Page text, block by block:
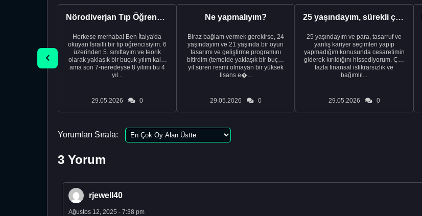
Nörodiverjan Tıp Öğrencisi Yeni Bir Yol Arıyor
Herkese merhaba! Ben İtalya'da
okuyan İsrailli bir tıp öğrencisiyim. 6
üzerinden 5. sınıftayım ve teorik
olarak yaklaşık bir buçuk yılım kaldı
ama son 7-neredeyse 8 yılımı bu 4
yıl...
29.05.2026 0
Ne yapmalıyım?
Biraz bağlam vermek gerekirse, 24
yaşındayım ve 21 yaşında bir oyun
tasarımı ve geliştirme programını
bitirdim (temelde yaklaşık bir buçuk
yıl süren resmi olmayan bir yüksek
lisans e�...
29.05.2026 0
25 yaşındayım, sürekli çalışıyorum ve hâlâ maddi a...
25 yaşındayım ve para, tasarruf ve
yanlış kariyer seçimleri yapıp
yapmadığım konusunda cesaretimin
giderek kırıldığını hissediyorum. Çok
fazla finansal istikrarsızlık ve
bağımlıl...
29.05.2026 0
Yorumları Sırala:
3 Yorum
rjewell40
Ağustos 12, 2025 - 7:38 pm